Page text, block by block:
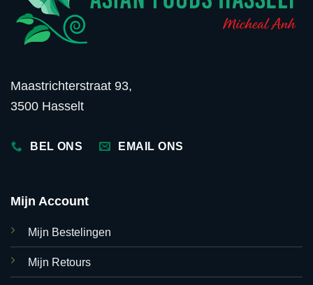
Maastrichterstraat 93,
3500 Hasselt
BEL ONS EMAIL ONS
Mijn Account
Mijn Bestelingen
Mijn Retours